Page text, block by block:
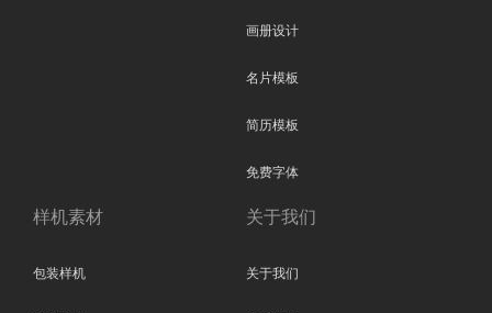
画册设计
名片模板
简历模板
免费字体
样机素材
包装样机
关于我们
关于我们